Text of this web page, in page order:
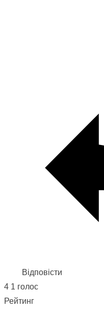
Відповісти
4 1 голос
Рейтинг